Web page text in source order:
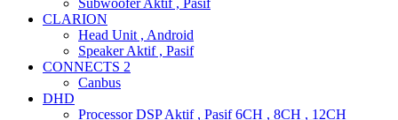
Subwoofer Aktif , Pasif
CLARION
Head Unit , Android
Speaker Aktif , Pasif
CONNECTS 2
Canbus
DHD
Processor DSP Aktif , Pasif 6CH , 8CH , 12CH